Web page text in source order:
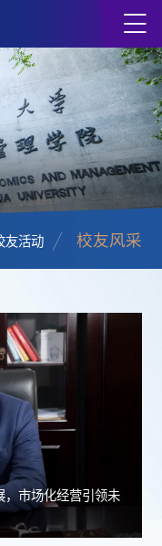
友活动 校友风采
，市场化经营引领未